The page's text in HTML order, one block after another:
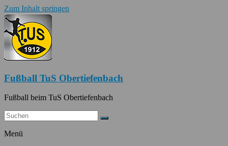
Zum Inhalt springen
Fußball TuS Obertiefenbach
Fußball beim TuS Obertiefenbach
Menü